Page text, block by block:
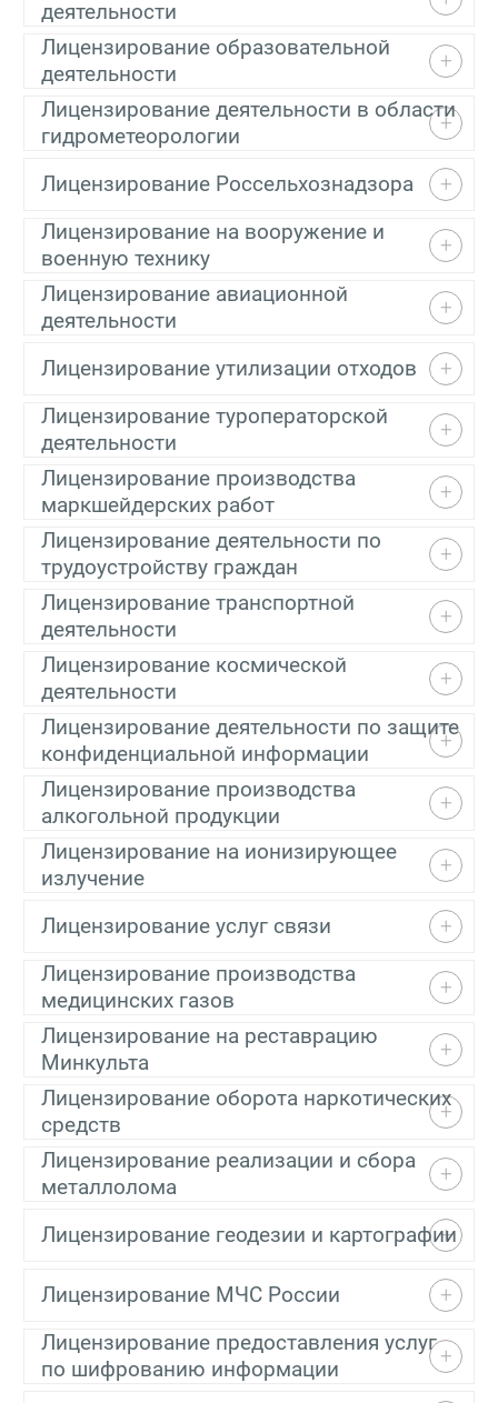
деятельности
Лицензирование образовательной
деятельности
Лицензирование деятельности в области
гидрометеорологии
Лицензирование Россельхознадзора
Лицензирование на вооружение и
военную технику
Лицензирование авиационной
деятельности
Лицензирование утилизации отходов
Лицензирование туроператорской
деятельности
Лицензирование производства
маркшейдерских работ
Лицензирование деятельности по
трудоустройству граждан
Лицензирование транспортной
деятельности
Лицензирование космической
деятельности
Лицензирование деятельности по защите
конфиденциальной информации
Лицензирование производства
алкогольной продукции
Лицензирование на ионизирующее
излучение
Лицензирование услуг связи
Лицензирование производства
медицинских газов
Лицензирование на реставрацию
Минкульта
Лицензирование оборота наркотических
средств
Лицензирование реализации и сбора
металлолома
Лицензирование геодезии и картографии
Лицензирование МЧС России
Лицензирование предоставления услуг
по шифрованию информации